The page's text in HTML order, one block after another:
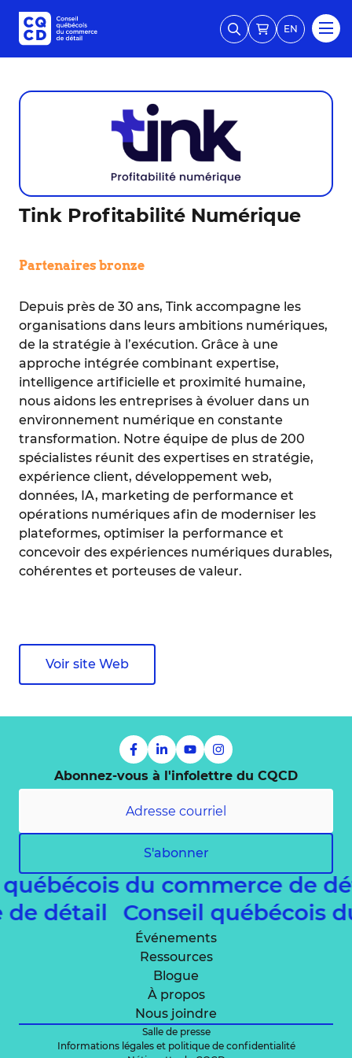
EN
Tink Profitabilité Numérique
Partenaires bronze
Depuis près de 30 ans, Tink accompagne les
organisations dans leurs ambitions numériques,
de la stratégie à l’exécution. Grâce à une
approche intégrée combinant expertise,
intelligence artificielle et proximité humaine,
nous aidons les entreprises à évoluer dans un
environnement numérique en constante
transformation. Notre équipe de plus de 200
spécialistes réunit des expertises en stratégie,
expérience client, développement web,
données, IA, marketing de performance et
opérations numériques afin de moderniser les
plateformes, optimiser la performance et
concevoir des expériences numériques durables,
cohérentes et porteuses de valeur.
Voir site Web
Abonnez-vous à l'infolettre du CQCD
S'abonner
québécois du commerce de
de détail
Conseil québécois
Événements
Ressources
Blogue
À propos
Nous joindre
Salle de presse
Informations légales et politique de confidentialité